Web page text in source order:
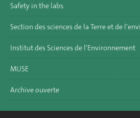
Safety in the labs
Section des sciences de la Terre et de
Institut des Sciences de l'Environnement
MUSE
Archive ouverte